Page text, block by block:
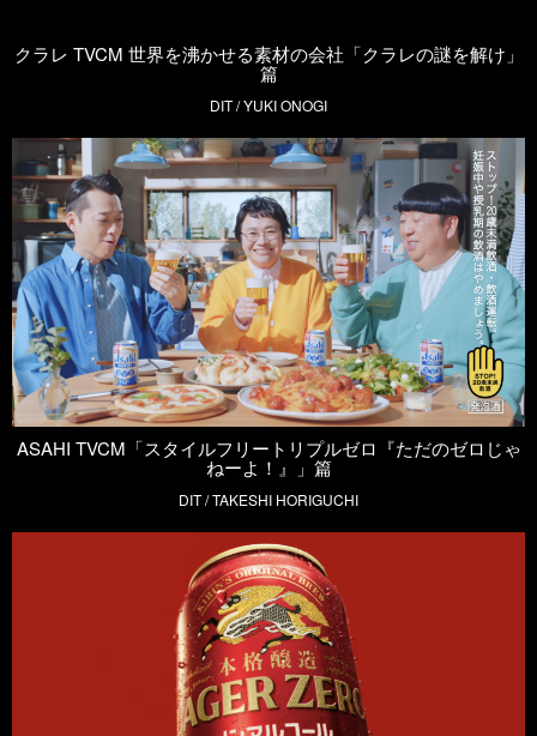
クラレ TVCM 世界を沸かせる素材の会社「クラレの謎を解け」
篇
DIT / YUKI ONOGI
ASAHI TVCM「スタイルフリートリプルゼロ『ただのゼロじゃ
ねーよ！』」篇
DIT / TAKESHI HORIGUCHI